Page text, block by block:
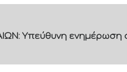
Υπεύθυνη ενημέρωση